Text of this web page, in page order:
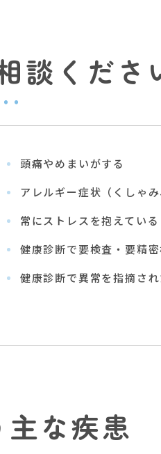
談くださ
頭痛やめまいがする
アレルギー症状（くしゃ
常にストレスを抱えている
健康診断で要検査・要精
健康診断で異常を指摘され
な疾患